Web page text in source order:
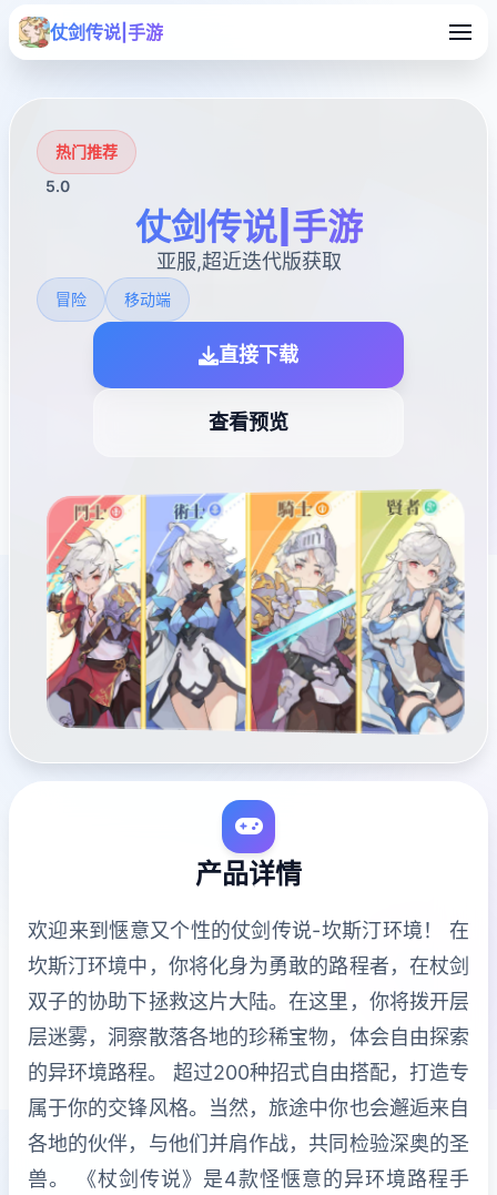
仗剑传说|手游
热门推荐
5.0
仗剑传说|手游
亚服,超近迭代版获取
冒险 移动端
直接下载
查看预览
产品详情
欢迎来到惬意又个性的仗剑传说-坎斯汀环境！ 在
坎斯汀环境中，你将化身为勇敢的路程者，在杖剑
双子的协助下拯救这片大陆。在这里，你将拨开层
层迷雾，洞察散落各地的珍稀宝物，体会自由探索
的异环境路程。 超过200种招式自由搭配，打造专
属于你的交锋风格。当然，旅途中你也会邂逅来自
各地的伙伴，与他们并肩作战，共同检验深奥的圣
兽。 《杖剑传说》是4款怪惬意的异环境路程手